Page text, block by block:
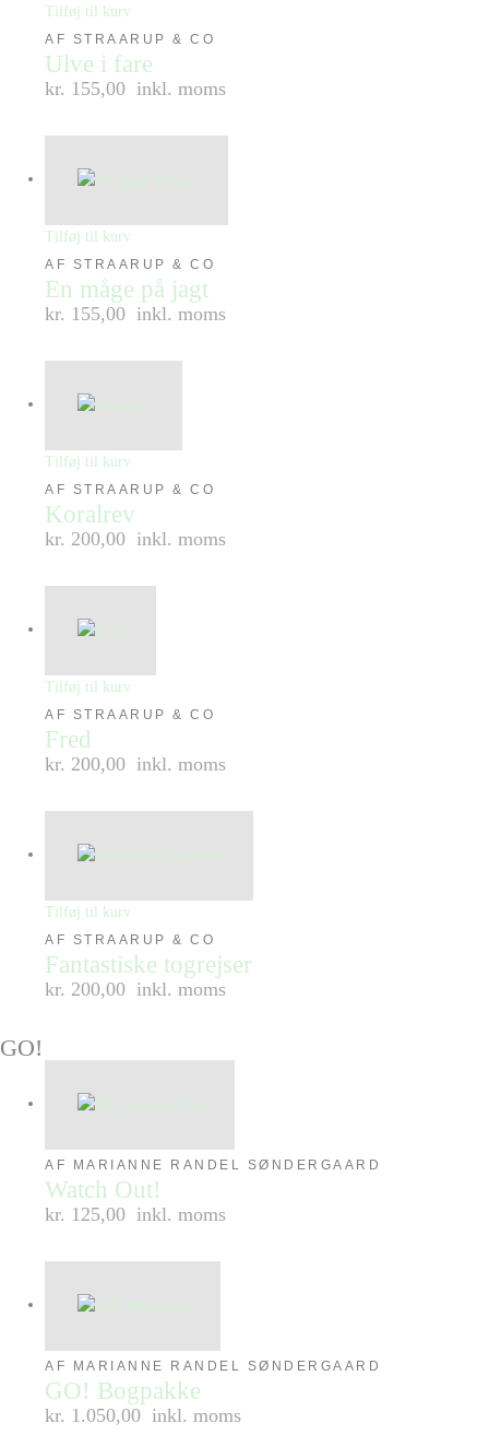
Tilføj til kurv
AF STRAARUP & CO
Ulve i fare
kr. 155,00 inkl. moms
Tilføj til kurv
AF STRAARUP & CO
En måge på jagt
kr. 155,00 inkl. moms
Tilføj til kurv
AF STRAARUP & CO
Koralrev
kr. 200,00 inkl. moms
Tilføj til kurv
AF STRAARUP & CO
Fred
kr. 200,00 inkl. moms
Tilføj til kurv
AF STRAARUP & CO
Fantastiske togrejser
kr. 200,00 inkl. moms
GO!
AF MARIANNE RANDEL SØNDERGAARD
Watch Out!
kr. 125,00 inkl. moms
AF MARIANNE RANDEL SØNDERGAARD
GO! Bogpakke
kr. 1.050,00 inkl. moms